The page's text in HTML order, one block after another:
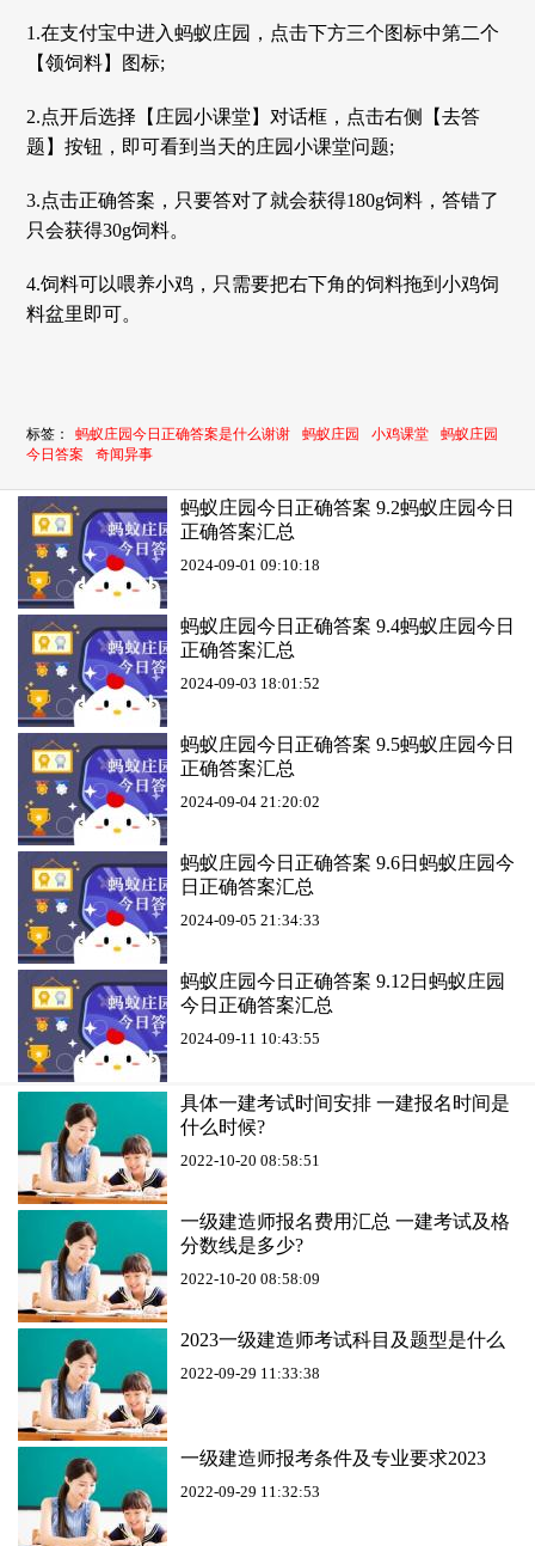
1.在支付宝中进入蚂蚁庄园，点击下方三个图标中第二个
【领饲料】图标;
2.点开后选择【庄园小课堂】对话框，点击右侧【去答
题】按钮，即可看到当天的庄园小课堂问题;
3.点击正确答案，只要答对了就会获得180g饲料，答错了
只会获得30g饲料。
4.饲料可以喂养小鸡，只需要把右下角的饲料拖到小鸡饲
料盆里即可。
标签： 蚂蚁庄园今日正确答案是什么谢谢 蚂蚁庄园 小鸡课堂
蚂蚁庄园
今日答案
奇闻异事
蚂蚁庄园今日正确答案 9.2蚂蚁庄园今日
正确答案汇总
2024-09-01 09:10:18
蚂蚁庄园今日正确答案 9.4蚂蚁庄园今日
正确答案汇总
2024-09-03 18:01:52
蚂蚁庄园今日正确答案 9.5蚂蚁庄园今日
正确答案汇总
2024-09-04 21:20:02
蚂蚁庄园今日正确答案 9.6日蚂蚁庄园今
日正确答案汇总
2024-09-05 21:34:33
蚂蚁庄园今日正确答案 9.12日蚂蚁庄园
今日正确答案汇总
2024-09-11 10:43:55
具体一建考试时间安排 一建报名时间是
什么时候?
2022-10-20 08:58:51
一级建造师报名费用汇总 一建考试及格
分数线是多少?
2022-10-20 08:58:09
2023一级建造师考试科目及题型是什么
2022-09-29 11:33:38
一级建造师报考条件及专业要求2023
2022-09-29 11:32:53